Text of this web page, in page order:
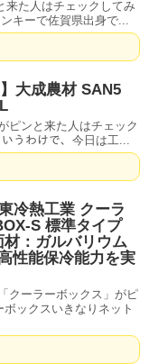
来た人はチェックしてみ
キーで佐賀県出身で...
大成農材 SAN5
ピンと来た人はチェック
うわけで、今日は工...
冷熱工業 クーラ
S 標準タイプ
：ガルバリウム
性能保冷能力を実
クーラーボックス」がピ
ックスいきなりネット